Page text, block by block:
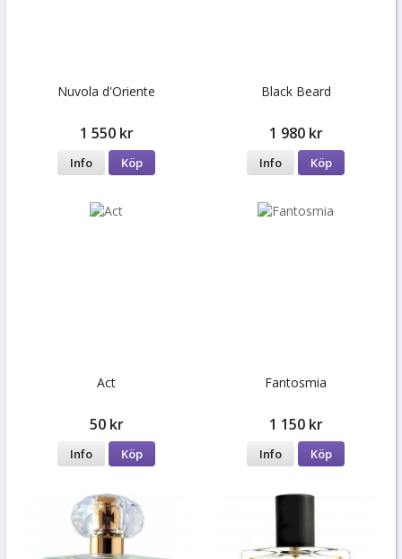
Nuvola d'Oriente
1 550 kr
Info Köp
Black Beard
1 980 kr
Info Köp
Act
50 kr
Info Köp
Fantosmia
1 150 kr
Info Köp